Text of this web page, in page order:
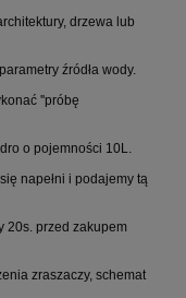
drzewa lub
źródła wody.
''próbę
o pojemności 10L.
napełni i podajemy tą
20s. przed zakupem
zraszaczy, schemat